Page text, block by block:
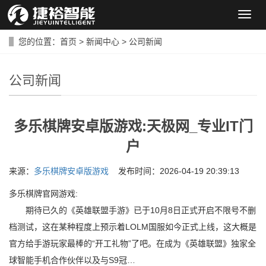
导
您的位置： 首页 > 新闻中心 > 公司新闻
公司新闻
多乐棋牌安卓版游戏:天极网_专业IT门
户
来源： 多乐棋牌安卓版游戏 发布时间：2026-04-19 20:39:13
多乐棋牌官网游戏:
期待已久的《英雄联盟手游》已于10月8日正式开启不限号不删
档测试，这在某种程度上预示着LOLM国服如今正式上线，这大概是
官方给手游玩家最棒的“开工礼物”了吧。在成为《英雄联盟》独家全
球智能手机合作伙伴以及与S9冠…